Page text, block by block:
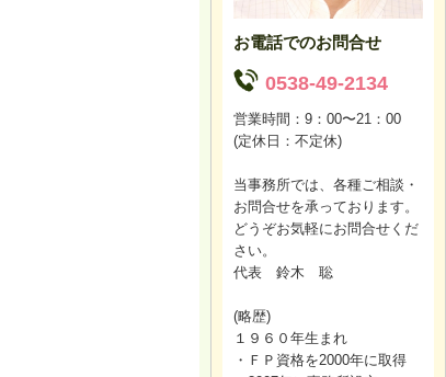
お電話でのお問合せ
0538-49-2134
営業時間：9：00〜21：00
(定休日：不定休)
当事務所では、各種ご相談・
お問合せを承っております。
どうぞお気軽にお問合せくだ
さい。
代表 鈴木 聡
(略歴)
１９６０年生まれ
・ＦＰ資格を2000年に取得